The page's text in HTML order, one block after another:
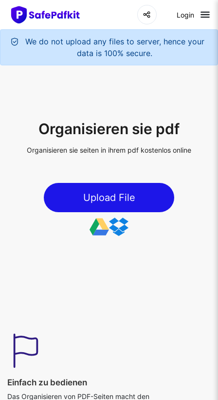
Login
We do not upload any files to server, hence your
data is 100% secure.
Upload File
Einfach zu bedienen
Das Organisieren von PDF-Seiten macht den